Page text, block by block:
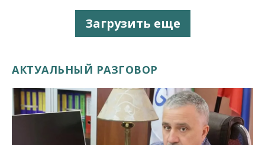
Загрузить еще
АКТУАЛЬНЫЙ РАЗГОВОР